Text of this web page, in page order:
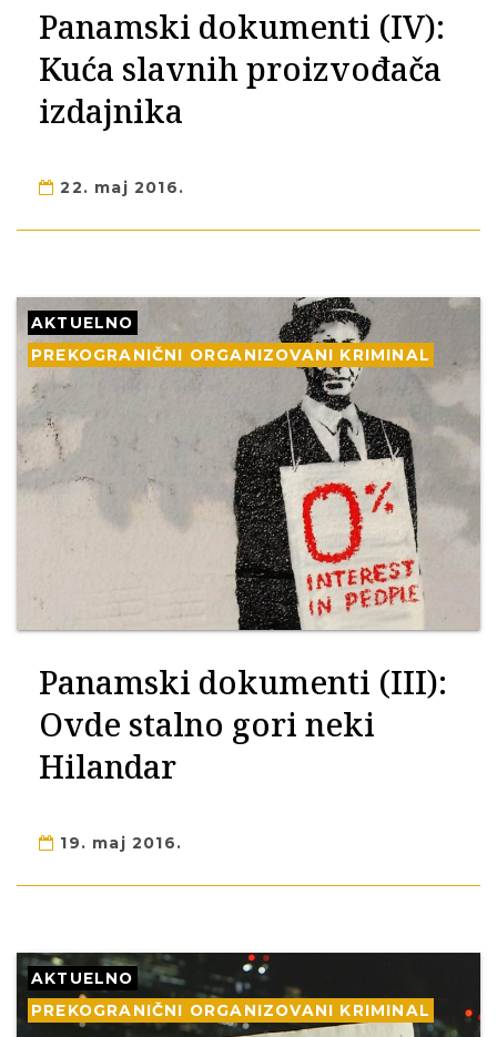
Panamski dokumenti (IV):
Kuća slavnih proizvođača
izdajnika
22. maj 2016.
AKTUELNO
PREKOGRANIČNI ORGANIZOVANI KRIMINAL
Panamski dokumenti (III):
Ovde stalno gori neki
Hilandar
19. maj 2016.
AKTUELNO
PREKOGRANIČNI ORGANIZOVANI KRIMINAL